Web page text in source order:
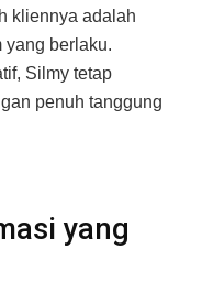
kliennya adalah
yang berlaku.
Silmy tetap
penuh tanggung
yang